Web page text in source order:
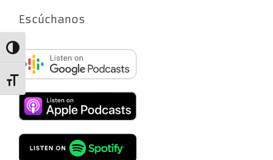
Alternar alto contraste
Alternar tamaño de letra
Escúchanos